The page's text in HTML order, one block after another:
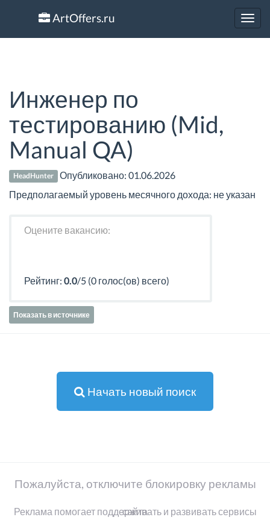
ArtOffers.ru
Инженер по
тестированию (Mid,
Manual QA)
HeadHunter Опубликовано:01.06.2026
Предполагаемый уровень месячного дохода: не указан
Оцените вакансию:
Рейтинг: 0.0/5 (0 голос(ов) всего)
Показать в источнике
Начать новый поиск
Пожалуйста, отключите блокировку рекламы
Реклама помогает поддерживать и развивать сервисы сайта